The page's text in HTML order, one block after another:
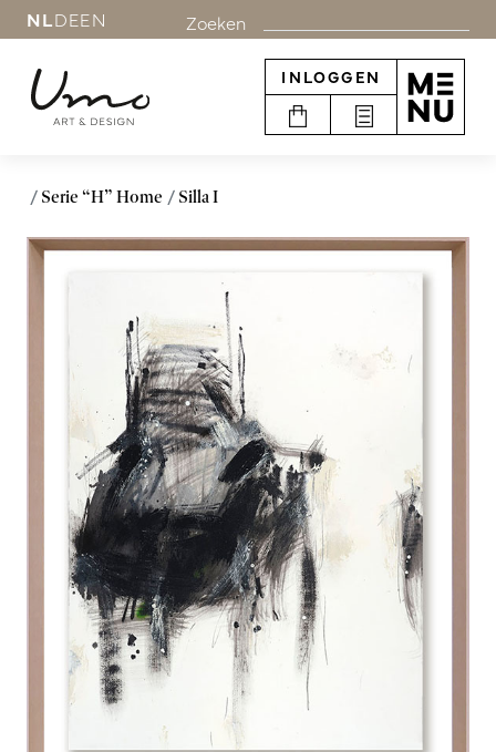
NLDEEN Zoeken
INLOGGEN
Serie “H” Home Silla I